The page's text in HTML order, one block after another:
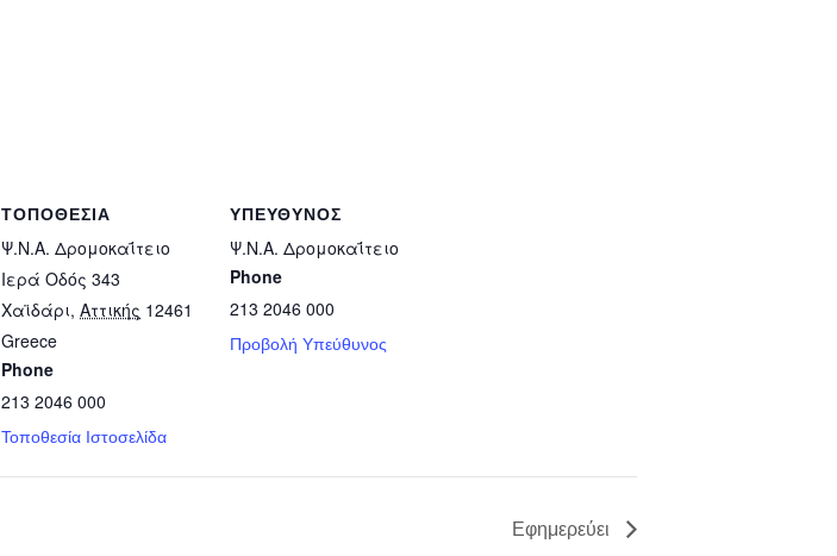
ΤΟΠΟΘΕΣΊΑ
Ψ.Ν.Α. Δρομοκαΐτειο
Ιερά Οδός 343
Χαϊδάρι, Αττικής 12461
Greece
Phone
213 2046 000
Τοποθεσία Ιστοσελίδα
ΥΠΕΎΘΥΝΟΣ
Ψ.Ν.Α. Δρομοκαΐτειο
Phone
213 2046 000
Προβολή Υπεύθυνος
Εφημερεύει